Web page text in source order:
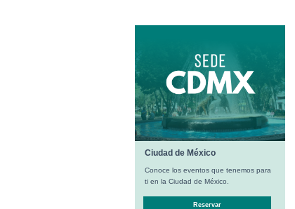
Ciudad de México
Conoce los eventos que tenemos para
ti en la Ciudad de México.
Reservar